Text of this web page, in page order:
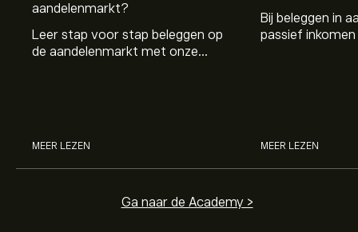
aandelenmarkt?
Leer stap voor stap beleggen op
de aandelenmarkt met onze
MEER LEZEN
Bij beleggen in
passief
MEER LEZEN
Ga naar de Academy >